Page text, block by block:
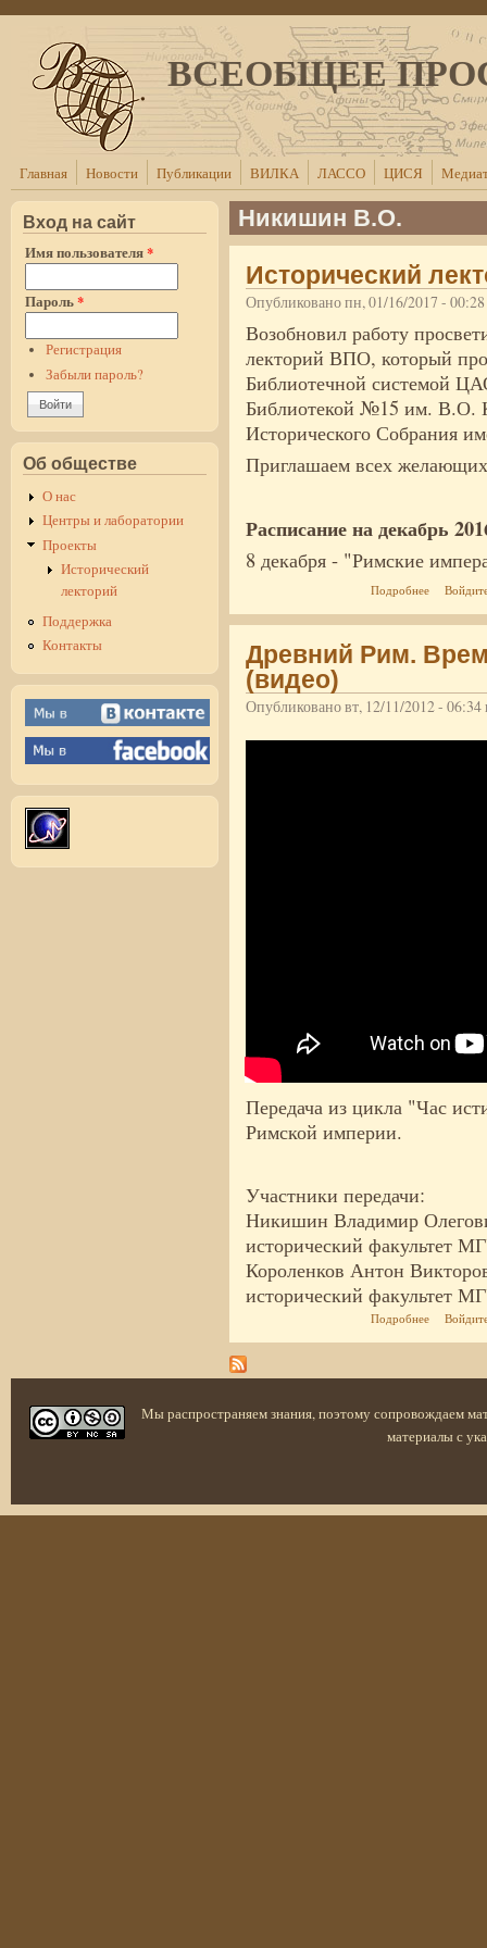
Перейти к основному содержанию
ВСЕОБЩЕЕ
Главная Новости Публикации ВИЛКА ЛАССО ЦИСЯ
Вход на сайт
Имя пользователя*
Пароль*
Регистрация
Забыли пароль?
Об обществе
О нас
Центры и лаборатории
Проекты
Исторический
лекторий
Поддержка
Контакты
Никишин В.О.
Исторический
Опубликовано пн, 01/16/2017 -
Возобновил работу
лекторий ВПО, который
Библиотечной системой
Библиотекой №15 им. В.О.
Исторического Собрания
Приглашаем всех
Расписание на декабрь
8 декабря - "Римские
Подробнее о
Древний Рим.
(видео)
Опубликовано вт, 12/11/2012 - 06:34
Передача из цикла "Час
Римской империи.
Участники передачи:
Никишин Владимир
исторический факультет
Короленков Антон
исторический факультет
Подробнее о
Мы распространяем знания, поэтому сопровождаем
материалы с